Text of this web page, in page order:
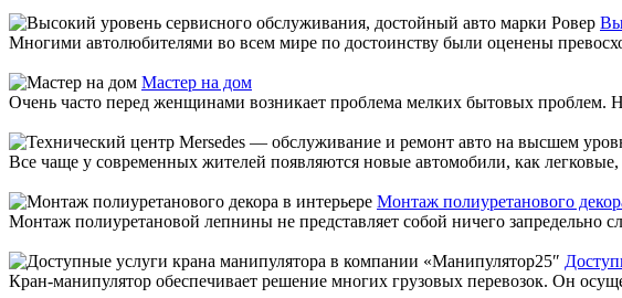
Многими автолюбителями во всем мире по достоинству были оценены
Мастер на дом
Очень часто перед женщинами возникает проблема мелких бытовых проблем.
Все чаще у современных жителей появляются новые автомобили, как
Монтаж полиуретанового
Монтаж полиуретановой лепнины не представляет собой ничего запредельно
Кран-манипулятор обеспечивает решение многих грузовых перевозок. Он